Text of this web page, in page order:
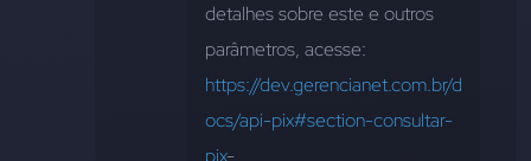
detalhes sobre este e outros
https://dev.gerencianet.com.br/d
ocs/api-pix#section-consultar-
pix-